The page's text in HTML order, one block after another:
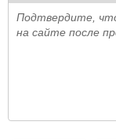
Подтвердите,
на сайте после